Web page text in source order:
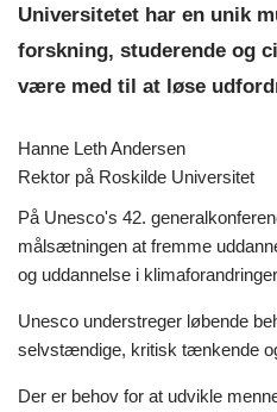
Universitetet har en unik
forskning, studerende og
være med til at løse
Hanne Leth Andersen
Rektor på Roskilde Universitet
På Unesco's 42.
målsætningen at fremme
og uddannelse i
Unesco understreger løbende
selvstændige, kritisk tænkende
Der er behov for at udvikle